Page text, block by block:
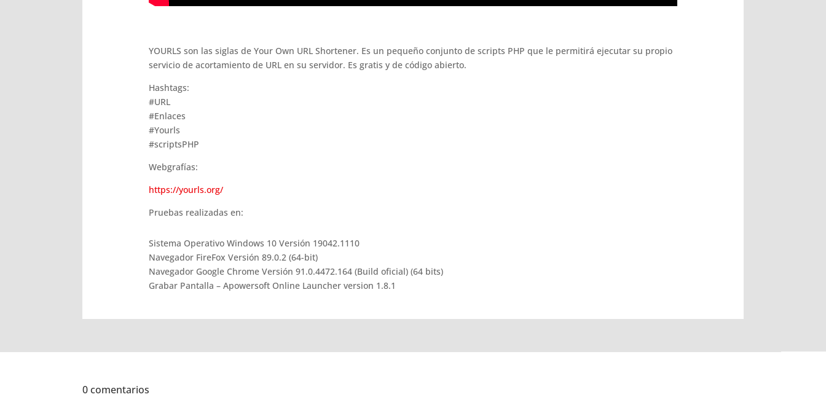
YOURLS son las siglas de Your Own URL Shortener. Es un pequeño conjunto de scripts PHP que le permitirá ejecutar su propio
servicio de acortamiento de URL en su servidor. Es gratis y de código abierto.
Hashtags:
#URL
#Enlaces
#Yourls
#scriptsPHP
Webgrafías:
https://yourls.org/
Pruebas realizadas en:
Sistema Operativo Windows 10 Versión 19042.1110
Navegador FireFox Versión 89.0.2 (64-bit)
Navegador Google Chrome Versión 91.0.4472.164 (Build oficial) (64 bits)
Grabar Pantalla – Apowersoft Online Launcher version 1.8.1
0 comentarios